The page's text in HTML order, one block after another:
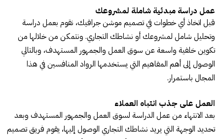
عمل دراسة مبدئية شاملة لمشروعك
قبل اتخاذ أي خطوات في تصميم موشن جرافيك، نقوم بعمل دراسة
وتحليل شامل لمشروعك أو نشاطك التجاري. ونتمكن من خلالها من
تكوين خلفية واسعة عن سوق العمل والجمهور المستهدف، وبالتالي
الوصول إلى أهم المفاهيم التي يستخدمها الرواد المنافسين في هذا
المجال باستمرار.
العمل على جذب انتباه العملاء
بعد الانتهاء من عمل الدراسة لسوق العمل والجمهور المستهدف وبعد
تحديد الوجهة التي يريد نشاطك التجاري الوصول إليها، يقوم فريق تصميم